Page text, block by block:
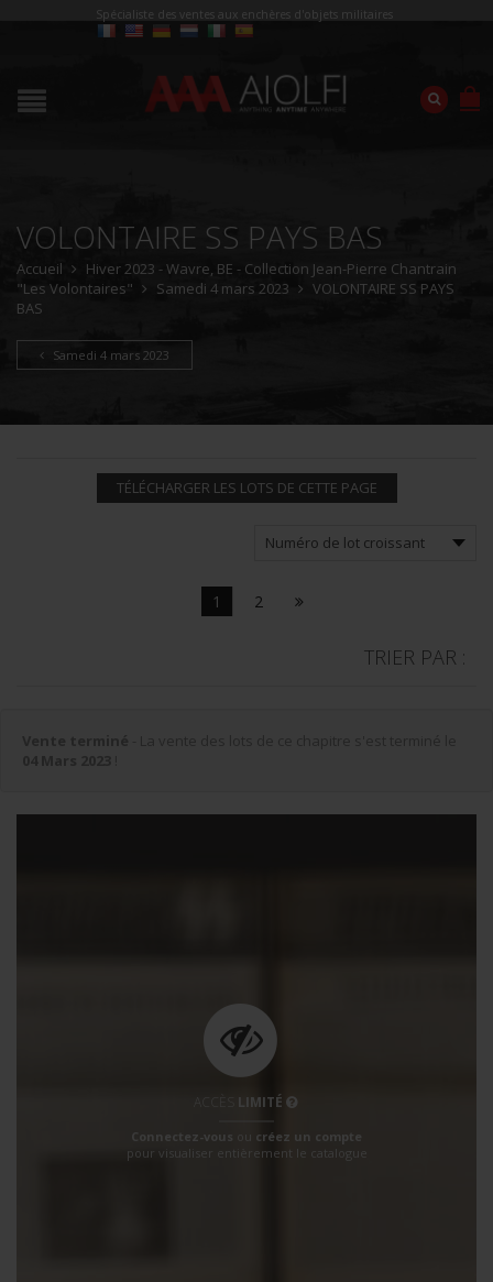
Spécialiste des ventes aux enchères d'objets militaires
VOLONTAIRE SS PAYS BAS
Accueil
Hiver 2023 - Wavre, BE - Collection Jean-Pierre Chantrain
"Les Volontaires"
Samedi 4 mars 2023
VOLONTAIRE SS PAYS
BAS
Samedi 4 mars 2023
TÉLÉCHARGER LES LOTS DE CETTE PAGE
1 2
TRIER PAR :
LIMITÉ
Connectez-vous ou créez un compte
pour visualiser entièrement le catalogue